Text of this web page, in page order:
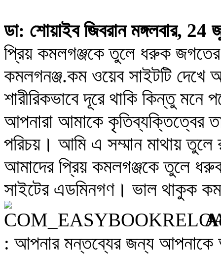
ডা: শোয়াইব জিবরান মঙ্গলবার,
প্রিয় কমলগঞ্জকে তুলে ধরুক জগতের
কমলগনঞ্জ.কম ওয়েব সাইটটি
শারীরিকভাবে দূরে থাকি কিন্তু
আপনারা আমাকে কৃতিব্যক্তিত্বের
পরিচয়। আমি এ সম্মান মাথায়
আমাদের প্রিয় কমলগঞ্জকে তুলে
সাইটের এডমিনগণ। ভাল থাকুক
: আপনার মন্তব্যের জন্য আপনাকে